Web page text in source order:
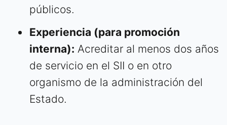
públicos.
Experiencia (para promoción
interna): Acreditar al menos dos años
de servicio en el SII o en otro
organismo de la administración del
Estado.